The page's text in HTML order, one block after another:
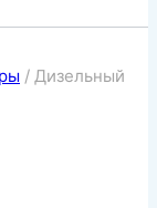
/ Дизельный